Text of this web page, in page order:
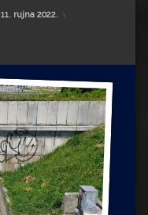
11. rujna 2022.